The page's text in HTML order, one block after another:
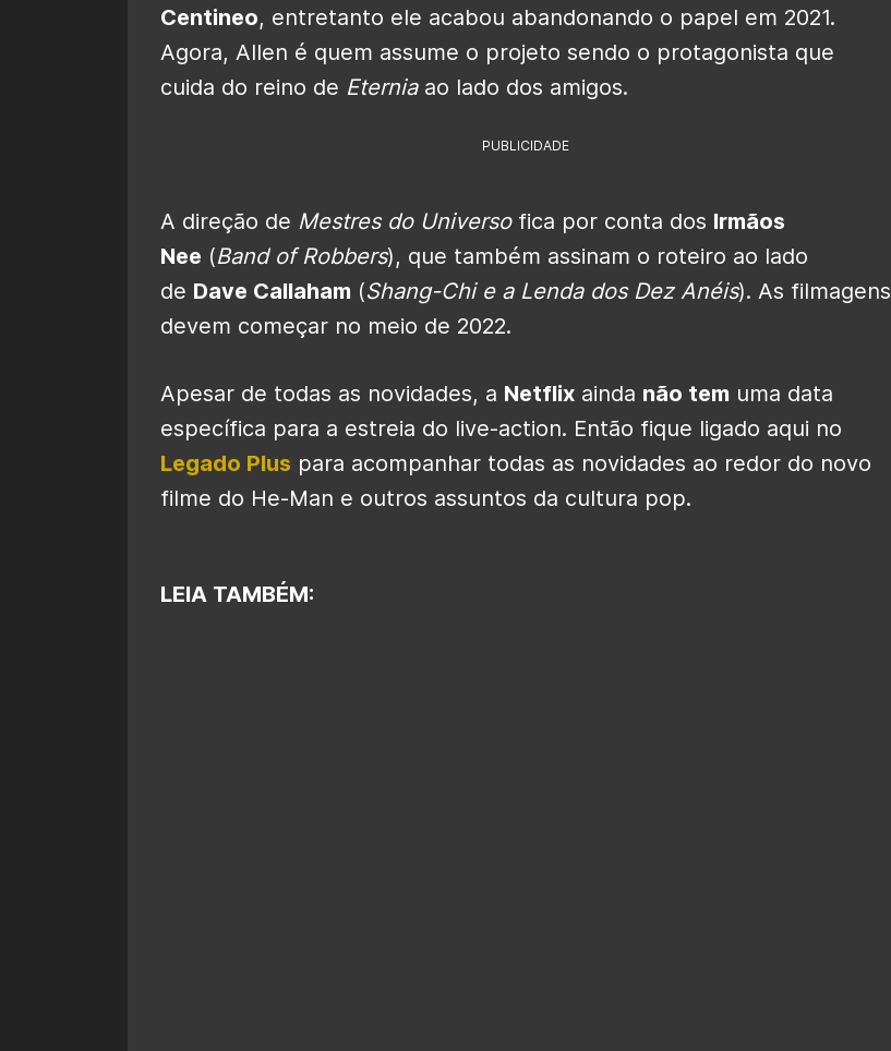
Centineo, entretanto ele acabou abandonando o papel em 2021.
Agora, Allen é quem assume o projeto sendo o protagonista que
cuida do reino de Eterniaao lado dos amigos.
PUBLICIDADE
A direção de Mestres do Universofica por conta dos Irmãos
Nee (Band of Robbers), que também assinam o roteiro ao lado
de Dave Callaham (Shang-Chi e a Lenda dos Dez Anéis). As filmagens
devem começar no meio de 2022.
Apesar de todas as novidades, a Netflix ainda não tem uma data
específica para a estreia do live-action. Então fique ligado aqui no
Legado Plus para acompanhar todas as novidades ao redor do novo
filme do He-Man e outros assuntos da cultura pop.
LEIA TAMBÉM: